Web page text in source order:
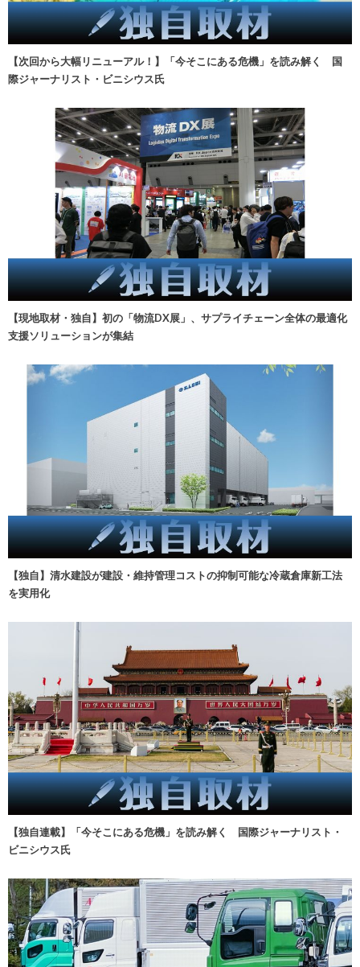
【次回から大幅リニューアル！】「今そこにある危機」を読み解く 国
際ジャーナリスト・ビニシウス氏
【現地取材・独自】初の「物流DX展」、サプライチェーン全体の最適化
支援ソリューションが集結
【独自】清水建設が建設・維持管理コストの抑制可能な冷蔵倉庫新工法
を実用化
【独自連載】「今そこにある危機」を読み解く 国際ジャーナリスト・
ビニシウス氏